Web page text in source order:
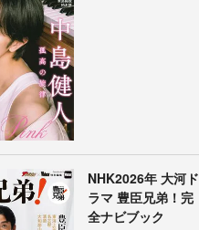
NHK2026年 大河ド
ラマ 豊臣兄弟！完
全ナビブック